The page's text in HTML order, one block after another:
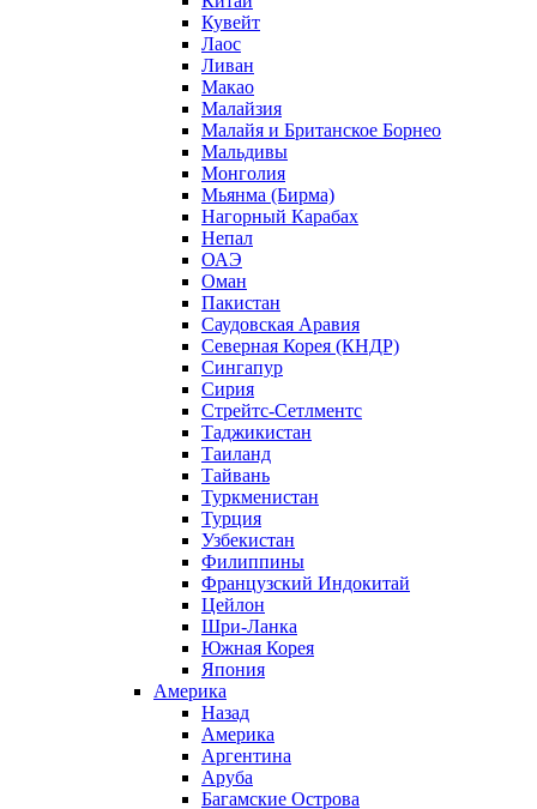
Кувейт
Лаос
Ливан
Макао
Малайзия
Малайя и Британское Борнео
Мальдивы
Монголия
Мьянма (Бирма)
Нагорный Карабах
Непал
ОАЭ
Оман
Пакистан
Саудовская Аравия
Северная Корея (КНДР)
Сингапур
Сирия
Стрейтс-Сетлментс
Таджикистан
Таиланд
Тайвань
Туркменистан
Турция
Узбекистан
Филиппины
Французский Индокитай
Цейлон
Шри-Ланка
Южная Корея
Япония
Америка
Назад
Америка
Аргентина
Аруба
Багамские Острова